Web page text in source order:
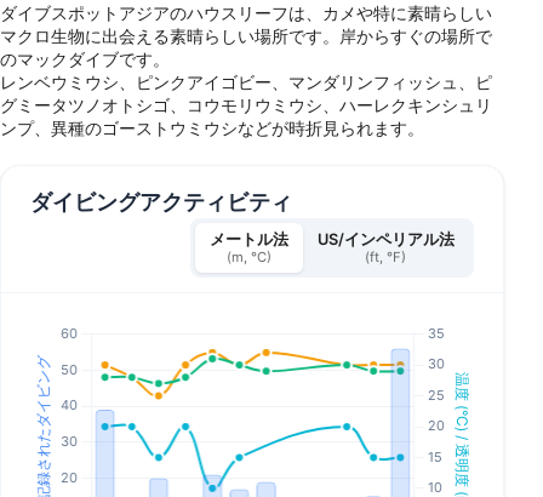
ダイブスポットアジアのハウスリーフは、カメや特に素晴らしい
マクロ生物に出会える素晴らしい場所です。岸からすぐの場所で
のマックダイブです。
レンベウミウシ、ピンクアイゴビー、マンダリンフィッシュ、ピ
グミータツノオトシゴ、コウモリウミウシ、ハーレクキンシュリ
ンプ、異種のゴーストウミウシなどが時折見られます。
ダイビングアクティビティ
メートル法
(m, °C)
US/インペリアル法
(ft, °F)